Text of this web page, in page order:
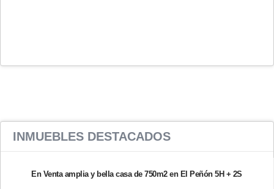
INMUEBLES DESTACADOS
En Venta amplia y bella casa de 750m2 en El Peñón 5H + 2S